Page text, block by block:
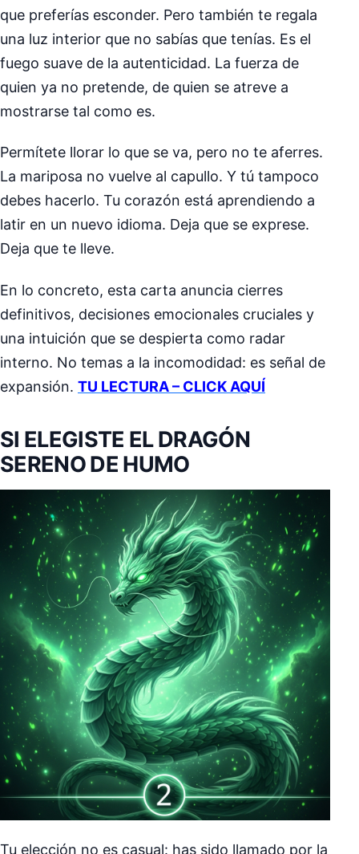
que preferías esconder. Pero también te regala
una luz interior que no sabías que tenías. Es el
fuego suave de la autenticidad. La fuerza de
quien ya no pretende, de quien se atreve a
mostrarse tal como es.
Permítete llorar lo que se va, pero no te aferres.
La mariposa no vuelve al capullo. Y tú tampoco
debes hacerlo. Tu corazón está aprendiendo a
latir en un nuevo idioma. Deja que se exprese.
Deja que te lleve.
En lo concreto, esta carta anuncia cierres
definitivos, decisiones emocionales cruciales y
una intuición que se despierta como radar
interno. No temas a la incomodidad: es señal de
expansión. TU LECTURA – CLICK AQUÍ
SI ELEGISTE EL DRAGÓN
SERENO DE HUMO
Tu elección no es casual: has sido llamado por la